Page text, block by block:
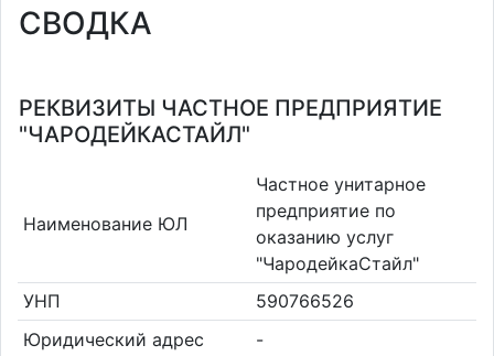
СВОДКА
РЕКВИЗИТЫ ЧАСТНОЕ ПРЕДПРИЯТИЕ
"ЧАРОДЕЙКАСТАЙЛ"
Наименование ЮЛ
Частное унитарное
предприятие по
оказанию услуг
"ЧародейкаСтайл"
УНП
590766526
Юридический адрес
-